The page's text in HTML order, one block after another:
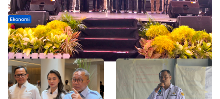
Ekonomi
Seminar di Ternate, Mendes Perkuat Sinergi Percepatan
Kopdes Merah Putih